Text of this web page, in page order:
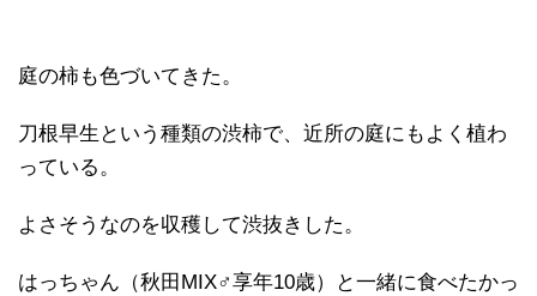
庭の柿も色づいてきた。
刀根早生という種類の渋柿で、近所の庭にもよく植わ
っている。
よさそうなのを収穫して渋抜きした。
はっちゃん（秋田MIX♂享年10歳）と一緒に食べたかっ